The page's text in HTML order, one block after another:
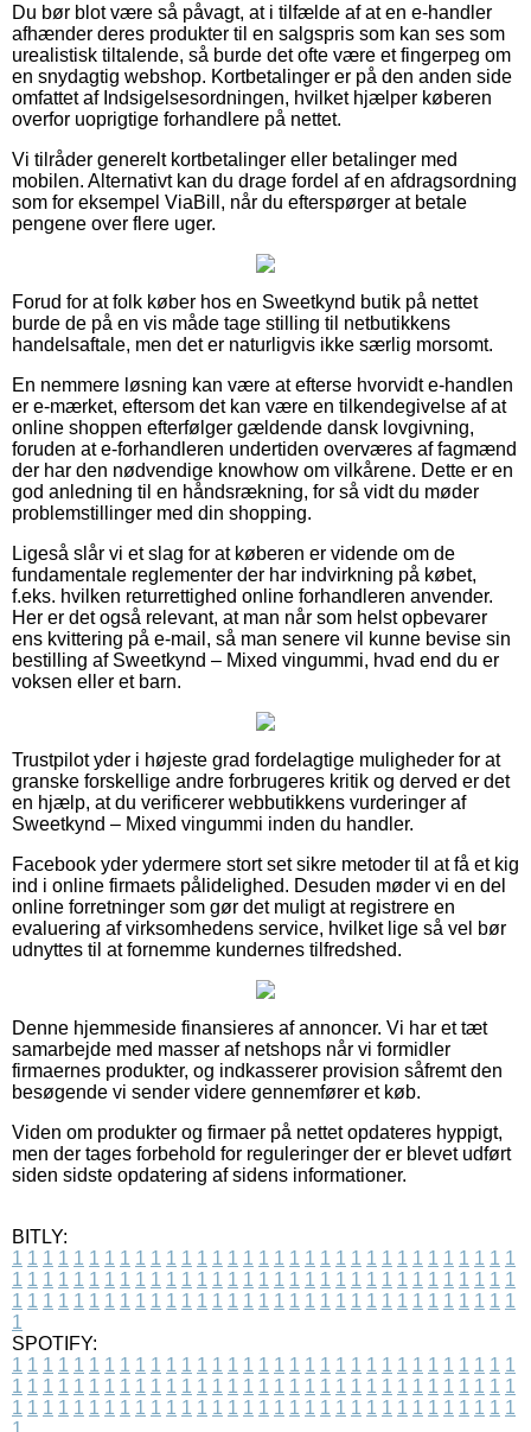
Du bør blot være så påvagt, at i tilfælde af at en e-handler
afhænder deres produkter til en salgspris som kan ses som
urealistisk tiltalende, så burde det ofte være et fingerpeg om
en snydagtig webshop. Kortbetalinger er på den anden side
omfattet af Indsigelsesordningen, hvilket hjælper køberen
overfor uoprigtige forhandlere på nettet.
Vi tilråder generelt kortbetalinger eller betalinger med
mobilen. Alternativt kan du drage fordel af en afdragsordning
som for eksempel ViaBill, når du efterspørger at betale
pengene over flere uger.
Forud for at folk køber hos en Sweetkynd butik på nettet
burde de på en vis måde tage stilling til netbutikkens
handelsaftale, men det er naturligvis ikke særlig morsomt.
En nemmere løsning kan være at efterse hvorvidt e-handlen
er e-mærket, eftersom det kan være en tilkendegivelse af at
online shoppen efterfølger gældende dansk lovgivning,
foruden at e-forhandleren undertiden overværes af fagmænd
der har den nødvendige knowhow om vilkårene. Dette er en
god anledning til en håndsrækning, for så vidt du møder
problemstillinger med din shopping.
Ligeså slår vi et slag for at køberen er vidende om de
fundamentale reglementer der har indvirkning på købet,
f.eks. hvilken returrettighed online forhandleren anvender.
Her er det også relevant, at man når som helst opbevarer
ens kvittering på e-mail, så man senere vil kunne bevise sin
bestilling af Sweetkynd – Mixed vingummi, hvad end du er
voksen eller et barn.
Trustpilot yder i højeste grad fordelagtige muligheder for at
granske forskellige andre forbrugeres kritik og derved er det
en hjælp, at du verificerer webbutikkens vurderinger af
Sweetkynd – Mixed vingummi inden du handler.
Facebook yder ydermere stort set sikre metoder til at få et kig
ind i online firmaets pålidelighed. Desuden møder vi en del
online forretninger som gør det muligt at registrere en
evaluering af virksomhedens service, hvilket lige så vel bør
udnyttes til at fornemme kundernes tilfredshed.
Denne hjemmeside finansieres af annoncer. Vi har et tæt
samarbejde med masser af netshops når vi formidler
firmaernes produkter, og indkasserer provision såfremt den
besøgende vi sender videre gennemfører et køb.
Viden om produkter og firmaer på nettet opdateres hyppigt,
men der tages forbehold for reguleringer der er blevet udført
siden sidste opdatering af sidens informationer.
BITLY:
1 1 1 1 1 1 1 1 1 1 1 1 1 1 1 1 1 1 1 1 1 1 1 1 1 1 1 1 1 1 1 1 1
1 1 1 1 1 1 1 1 1 1 1 1 1 1 1 1 1 1 1 1 1 1 1 1 1 1 1 1 1 1 1 1 1
1 1 1 1 1 1 1 1 1 1 1 1 1 1 1 1 1 1 1 1 1 1 1 1 1 1 1 1 1 1 1 1 1
1
SPOTIFY:
1 1 1 1 1 1 1 1 1 1 1 1 1 1 1 1 1 1 1 1 1 1 1 1 1 1 1 1 1 1 1 1 1
1 1 1 1 1 1 1 1 1 1 1 1 1 1 1 1 1 1 1 1 1 1 1 1 1 1 1 1 1 1 1 1 1
1 1 1 1 1 1 1 1 1 1 1 1 1 1 1 1 1 1 1 1 1 1 1 1 1 1 1 1 1 1 1 1 1